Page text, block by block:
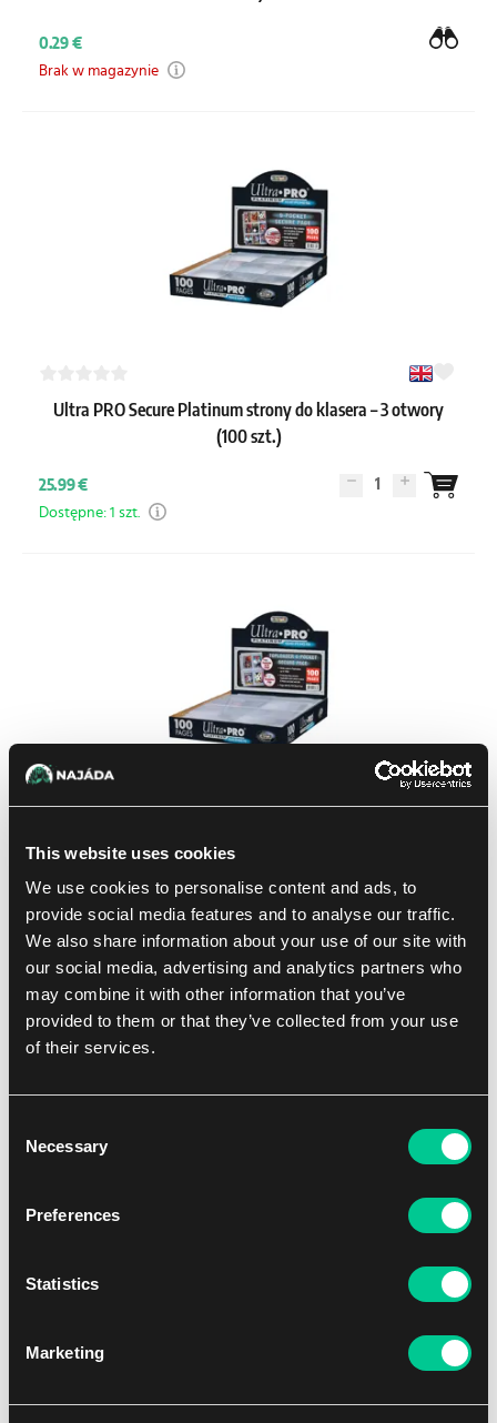
This website uses cookies
We use cookies to personalise content and ads, to
provide social media features and to analyse our traffic.
We also share information about your use of our site with
our social media, advertising and analytics partners who
may combine it with other information that you’ve
provided to them or that they’ve collected from your use
of their services.
Selection
Necessary
Preferences
Statistics
Marketing
0.29 €
Brak w magazynie
Ultra PRO Secure Platinum strony do klasera – 3 otwory
(100 szt.)
25.99 € 1
Dostępne: 1 szt.
Ultra PRO Platinum strony na Toploadery (100 szt.)
Dostępne: > 8 szt.